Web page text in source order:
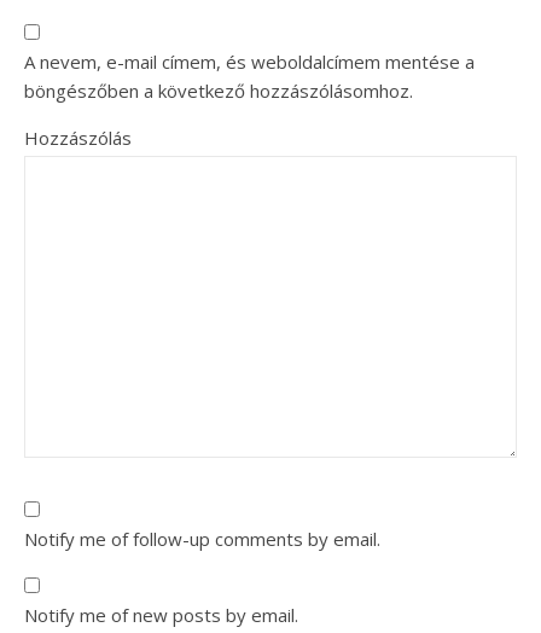
A nevem, e-mail címem, és weboldalcímem mentése a
böngészőben a következő hozzászólásomhoz.
Hozzászólás
Notify me of follow-up comments by email.
Notify me of new posts by email.